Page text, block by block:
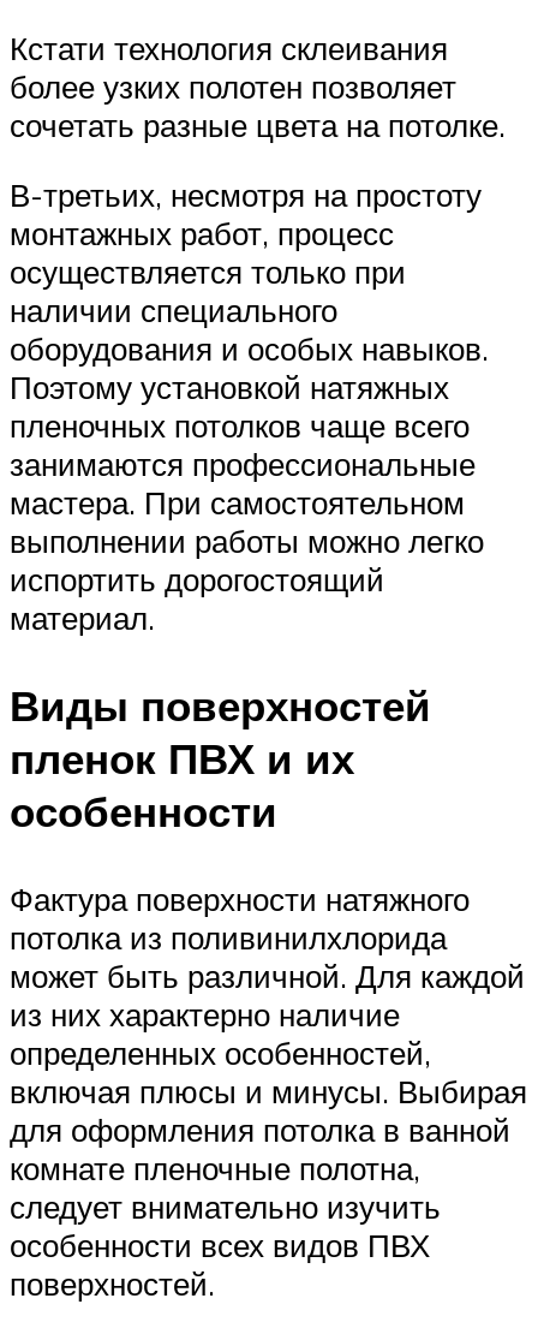
Кстати технология склеивания
более узких полотен позволяет
сочетать разные цвета на потолке.
В-третьих, несмотря на простоту
монтажных работ, процесс
осуществляется только при
наличии специального
оборудования и особых навыков.
Поэтому установкой натяжных
пленочных потолков чаще всего
занимаются профессиональные
мастера. При самостоятельном
выполнении работы можно легко
испортить дорогостоящий
материал.
Виды поверхностей
пленок ПВХ и их
особенности
Фактура поверхности натяжного
потолка из поливинилхлорида
может быть различной. Для каждой
из них характерно наличие
определенных особенностей,
включая плюсы и минусы. Выбирая
для оформления потолка в ванной
комнате пленочные полотна,
следует внимательно изучить
особенности всех видов ПВХ
поверхностей.